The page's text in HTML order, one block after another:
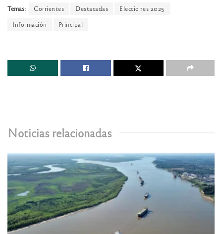
Temas: Corrientes Destacadas
Elecciones 2025
Información
Principal
Noticias relacionadas